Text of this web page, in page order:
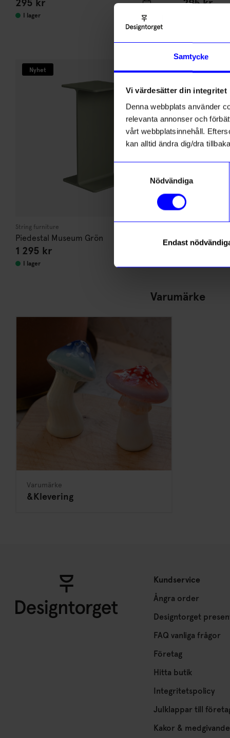
Samtycke
Vi värdesätter din integritet
Denna webbplats använder
relevanta annonser och
vårt webbplatsinnehåll.
kan alltid ändra dig/dra
Nödvändiga
Endast
295 kr
I lager
295kr
Nyhet
String furniture
Piedestal Museum Grön
1 295 kr
I lager
30%
Taklampa
3 510,50
Varumärke
Varumärke
&Klevering
Kundservice
Ångra order
Designtorget
FAQ vanliga frågor
Företag
Hitta butik
Integritetspolicy
Julklappar till
Kakor & medgivande